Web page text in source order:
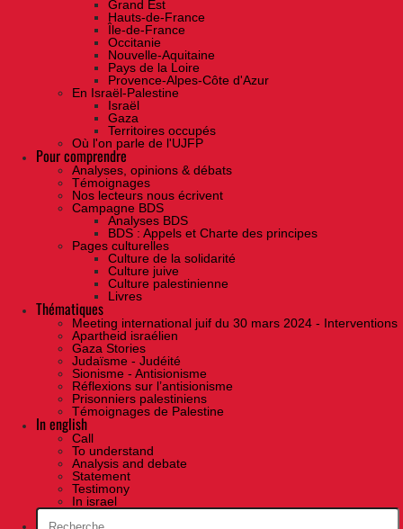
Grand Est
Hauts-de-France
Île-de-France
Occitanie
Nouvelle-Aquitaine
Pays de la Loire
Provence-Alpes-Côte d'Azur
En Israël-Palestine
Israël
Gaza
Territoires occupés
Où l'on parle de l'UJFP
Pour comprendre
Analyses, opinions & débats
Témoignages
Nos lecteurs nous écrivent
Campagne BDS
Analyses BDS
BDS : Appels et Charte des principes
Pages culturelles
Culture de la solidarité
Culture juive
Culture palestinienne
Livres
Thématiques
Meeting international juif du 30 mars 2024 - Interventions
Apartheid israélien
Gaza Stories
Judaïsme - Judéité
Sionisme - Antisionisme
Réflexions sur l’antisionisme
Prisonniers palestiniens
Témoignages de Palestine
In english
Call
To understand
Analysis and debate
Statement
Testimony
In israel